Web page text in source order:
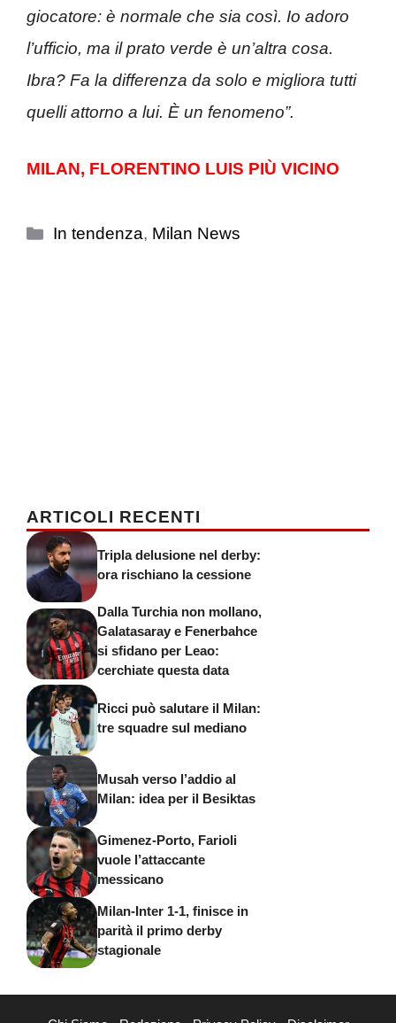
giocatore: è normale che sia così. Io adoro
l’ufficio, ma il prato verde è un’altra cosa.
Ibra? Fa la differenza da solo e migliora tutti
quelli attorno a lui. È un fenomeno”.
MILAN, FLORENTINO LUIS PIÙ VICINO
Categorie
In tendenza, Milan News
ARTICOLI RECENTI
Tripla delusione nel derby:
ora rischiano la cessione
Dalla Turchia non mollano,
Galatasaray e Fenerbahce
si sfidano per Leao:
cerchiate questa data
Ricci può salutare il Milan:
tre squadre sul mediano
Musah verso l’addio al
Milan: idea per il Besiktas
Gimenez-Porto, Farioli
vuole l’attaccante
messicano
Milan-Inter 1-1, finisce in
parità il primo derby
stagionale